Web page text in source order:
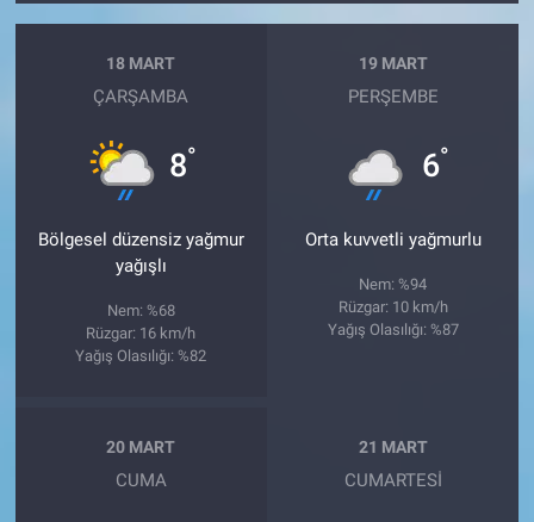
18 MART
ÇARŞAMBA
8°
Bölgesel düzensiz yağmur
yağışlı
Nem: %68
Rüzgar: 16 km/h
Yağış Olasılığı: %82
19 MART
PERŞEMBE
6°
Orta kuvvetli yağmurlu
Nem: %94
Rüzgar: 10 km/h
Yağış Olasılığı: %87
20 MART
CUMA
21 MART
CUMARTESI